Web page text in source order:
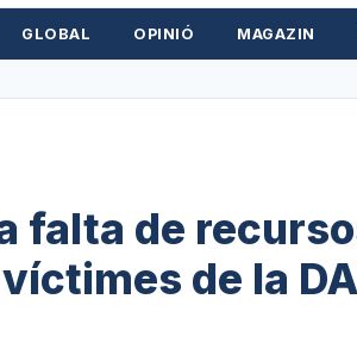
GLOBAL OPINIÓ MAGAZIN
falta de
de la